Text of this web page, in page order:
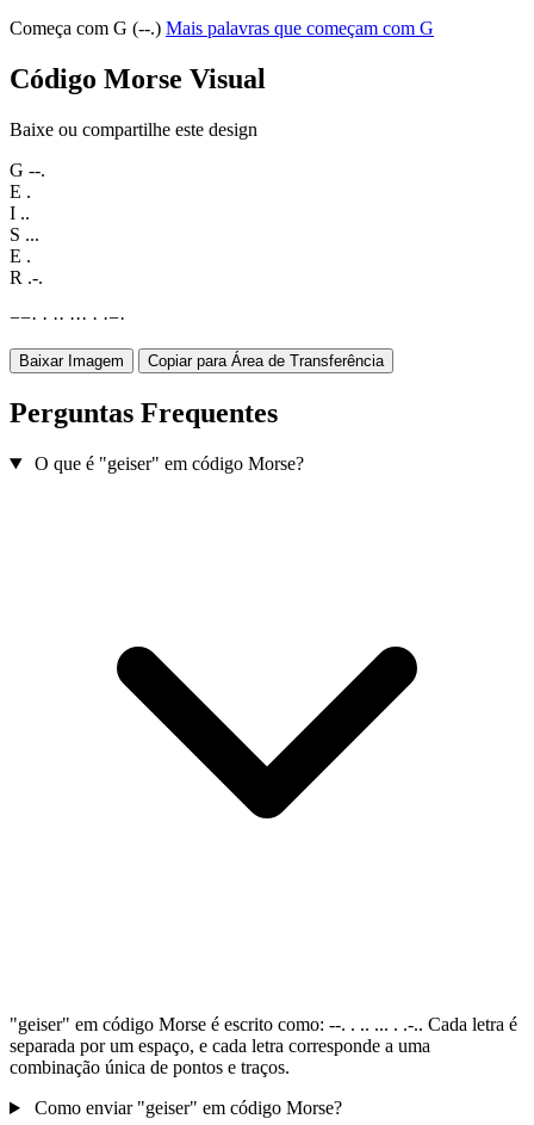
Começa com G (--.) Mais palavras que começam com G
Código Morse Visual
Baixe ou compartilhe este design
G --.
E .
I ..
S ...
E .
R .-.
−−· · ·· ··· · ·−·
Baixar Imagem Copiar para Área de Transferência
Perguntas Frequentes
O que é "geiser" em código Morse?
"geiser" em código Morse é escrito como: --. . .. ... . .-.. Cada letra é
separada por um espaço, e cada letra corresponde a uma
combinação única de pontos e traços.
Como enviar "geiser" em código Morse?